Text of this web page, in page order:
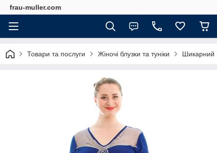
frau-muller.com
Товари та послуги Жіночі блузки та туніки Шикарний